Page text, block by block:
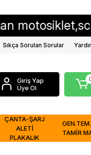
Sıkça Sorulan Sorular
Giriş Yap
Üye Ol
ÇANTA-ŞARJ
ALETİ
PLAKALIK
TAMİR